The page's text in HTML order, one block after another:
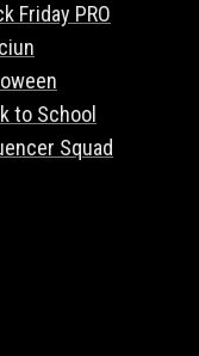
Friday PRO
to School
Squad